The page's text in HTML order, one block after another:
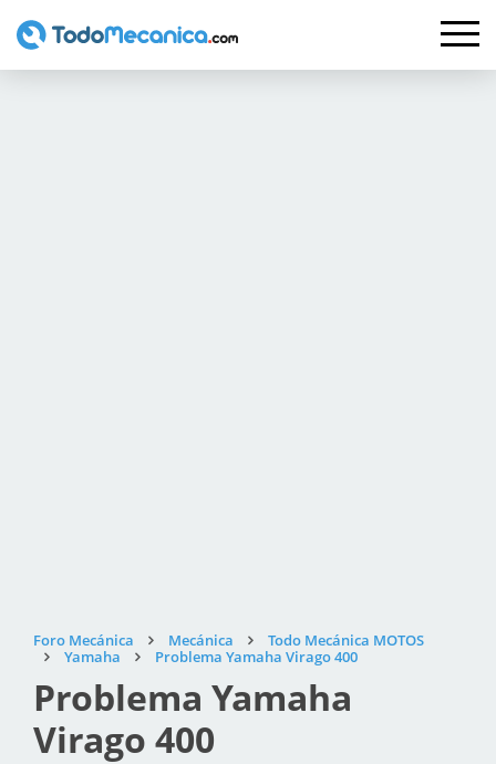
Foro Mecánica Mecánica
Todo Mecánica MOTOS
Yamaha
Problema Yamaha Virago 400
Problema Yamaha
Virago 400